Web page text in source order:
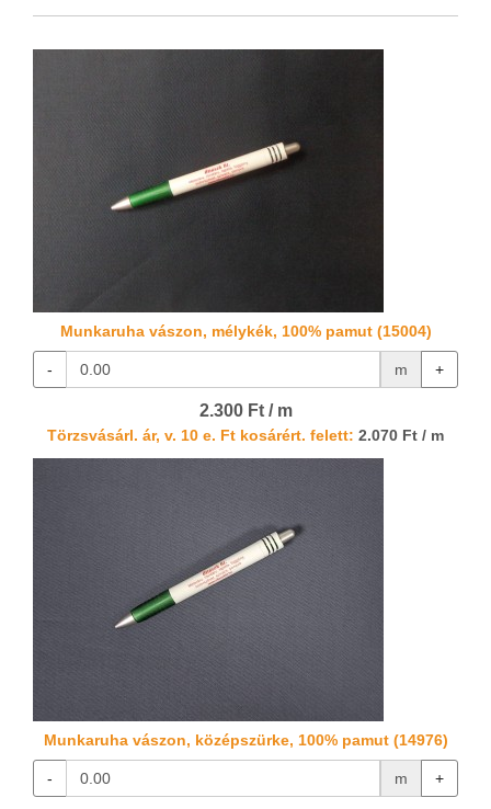
Munkaruha vászon, mélykék, 100% pamut (15004)
- m +
2.300 Ft / m
Törzsvásárl. ár, v. 10 e. Ft kosárért. felett: 2.070 Ft / m
Munkaruha vászon, középszürke, 100% pamut (14976)
- m +